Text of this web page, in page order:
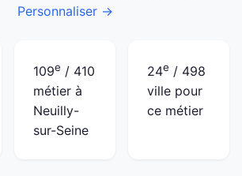
Personnaliser →
109e / 410
métier à
Neuilly-
sur-Seine
24e / 498
ville pour
ce métier